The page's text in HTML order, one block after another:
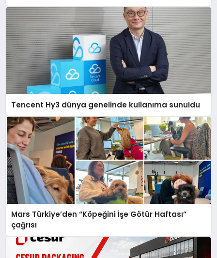
Tencent Hy3 dünya genelinde kullanıma sunuldu
Mars Türkiye’den “Köpeğini İşe Götür Haftası”
çağrısı